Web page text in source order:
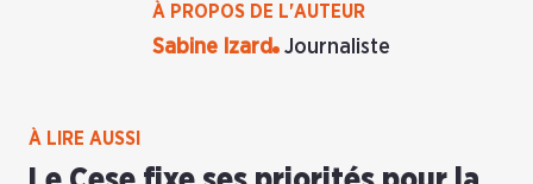
À PROPOS DE L'AUTEUR
Sabine Izard Journaliste
À LIRE AUSSI